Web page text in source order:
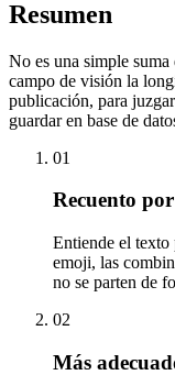
Resumen
No es una simple
campo de visión la
publicación, para
guardar en base de
01
Recuento
Entiende el texto
emoji, las
no se parten de
02
Más